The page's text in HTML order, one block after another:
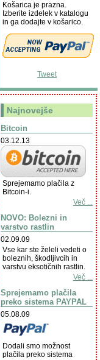
Košarica je prazna.
Izberite izdelek v katalogu
in ga dodajte v košarico.
Tweet
Najnovejše
Bitcoin
03.12.13
Sprejemamo plačila z
Bitcoin-i.
Več ...
NOVO: Bolezni in
varstvo rastlin
02.09.09
Vse kar ste želeli vedeti o
boleznih, škodljivcih in
varstvu eksotičnih rastlin.
Več ...
Sprejemamo plačila
preko sistema PAYPAL
05.08.09
Dodali smo možnost
plačila preko sistema